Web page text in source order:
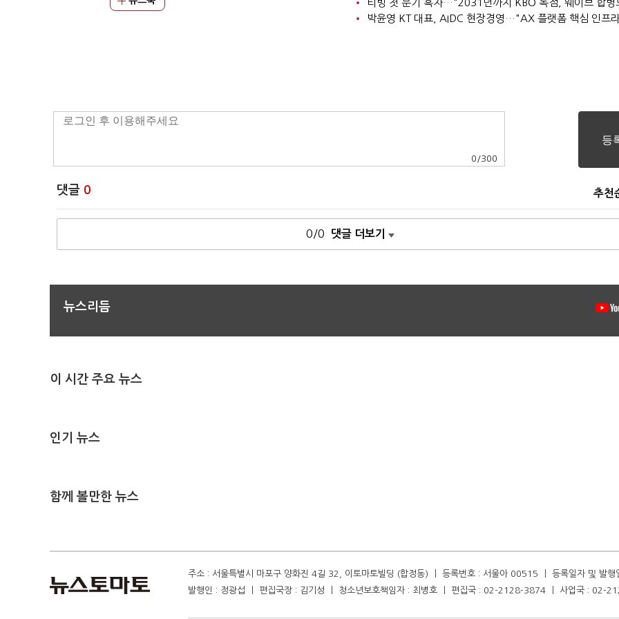
0 /300
댓글 0 추천
0/0 댓글 더보기
뉴스리듬
이 시간 주요 뉴스
인기 뉴스
함께 볼만한 뉴스
주소 : 서울특별시 마포구 양화진 4길 32, 이토마토빌딩 (합정동) ㅣ 등록번호 : 서울아 00515 ㅣ 등록일자 및 발
발행인 : 정광섭 ㅣ 편집국장 : 김기성 ㅣ 청소년보호책임자 : 최병호 ㅣ 편집국 : 02-2128-3874 ㅣ 사업국 : 02-